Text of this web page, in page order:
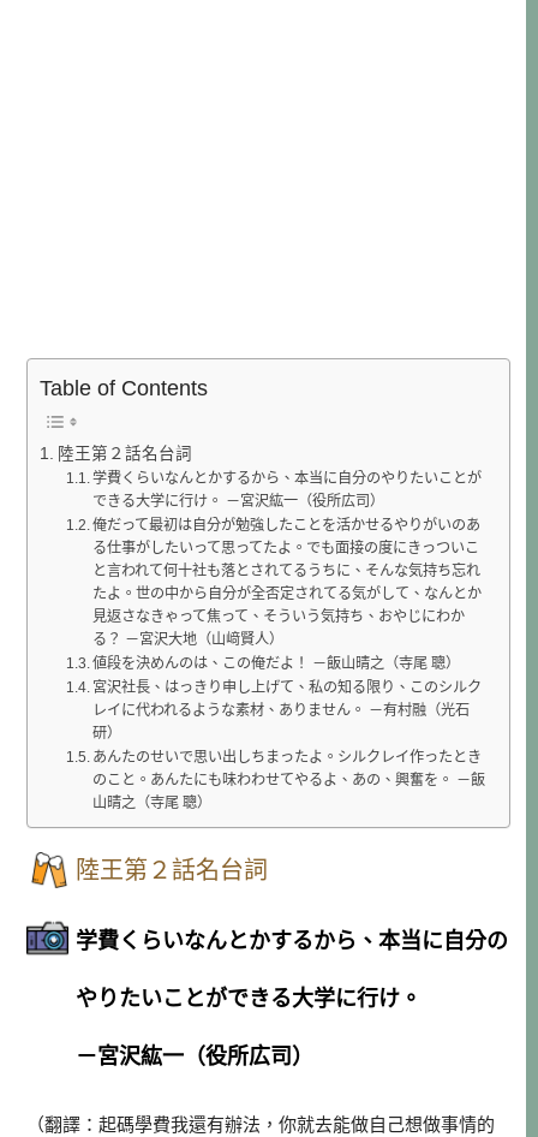
Table of Contents
陸王第２話名台詞
学費くらいなんとかするから、本当に自分のやりたいことが
できる大学に行け。 －宮沢紘一（役所広司）
俺だって最初は自分が勉強したことを活かせるやりがいのあ
る仕事がしたいって思ってたよ。でも面接の度にきっついこ
と言われて何十社も落とされてるうちに、そんな気持ち忘れ
たよ。世の中から自分が全否定されてる気がして、なんとか
見返さなきゃって焦って、そういう気持ち、おやじにわか
る？ －宮沢大地（山﨑賢人）
値段を決めんのは、この俺だよ！ －飯山晴之（寺尾 聰）
宮沢社長、はっきり申し上げて、私の知る限り、このシルク
レイに代われるような素材、ありません。 －有村融（光石
研）
あんたのせいで思い出しちまったよ。シルクレイ作ったとき
のこと。あんたにも味わわせてやるよ、あの、興奮を。 －飯
山晴之（寺尾 聰）
陸王第２話名台詞
学費くらいなんとかするから、本当に自分の
やりたいことができる大学に行け。
－宮沢紘一（役所広司）
（翻譯：起碼學費我還有辦法，你就去能做自己想做事情的